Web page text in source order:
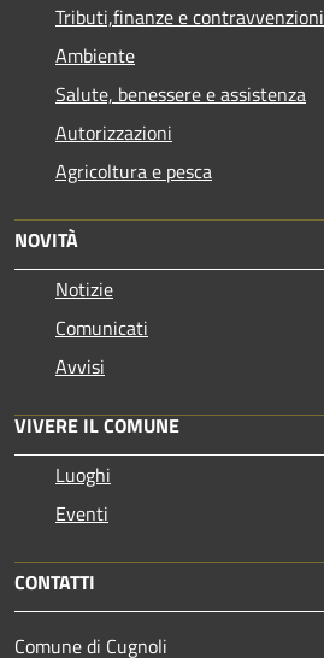
Tributi,finanze e contravvenzioni
Ambiente
Salute, benessere e assistenza
Autorizzazioni
Agricoltura e pesca
NOVITÀ
Notizie
Comunicati
Avvisi
VIVERE IL COMUNE
Luoghi
Eventi
CONTATTI
Comune di Cugnoli